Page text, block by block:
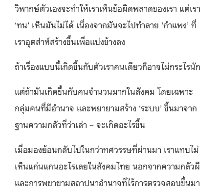
วิพากษ์ตัวเองจะทำให้เราเห็นข้อผิดพลาดของเรา แต่เรา
‘ทน’ เห็นมันไม่ได้ เนื่องจากมันจะไปทำลาย ‘กำแพง’ ที่
เราอุตส่าห์สร้างขึ้นเพื่อแบ่งข้างลง
ถ้าเรื่องแบบนี้เกิดขึ้นกับตัวเราคนเดียวก็อาจไม่กระไรนัก
แต่ถ้ามันเกิดขึ้นกับคนจำนวนมากในสังคม โดยเฉพาะ
กลุ่มคนที่มีอำนาจ และพยายามสร้าง ‘ระบบ’ ขึ้นมาจาก
ฐานความกลัวที่ว่าเล่า – จะเกิดอะไรขึ้น
เมื่อมองย้อนกลับไปในกว่าทศวรรษที่ผ่านมา เราแทบไม่
เห็นแก่นแกนอะไรเลยในสังคมไทย นอกจากความกลัวผี
และการพยายามสถาปนาอำนาจที่ไร้การตรวจสอบขึ้นมา